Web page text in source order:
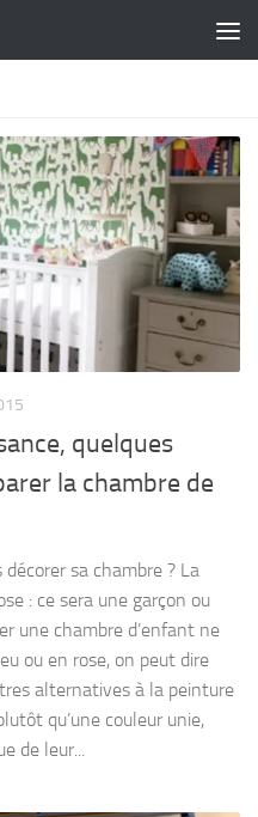
quelques
la chambre de
sa chambre ? La
: ce sera une garçon ou
une chambre d’enfant ne
ou en rose, on peut dire
alternatives à la peinture
qu’une couleur unie,
de leur...